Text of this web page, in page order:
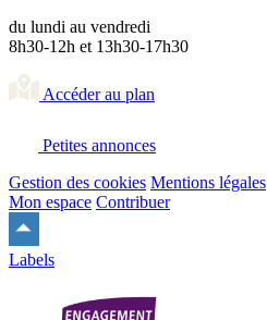
du lundi au vendredi
8h30-12h et 13h30-17h30
Accéder au plan
Petites annonces
Gestion des cookies Mentions légales
Mon espace Contribuer
haut
Labels